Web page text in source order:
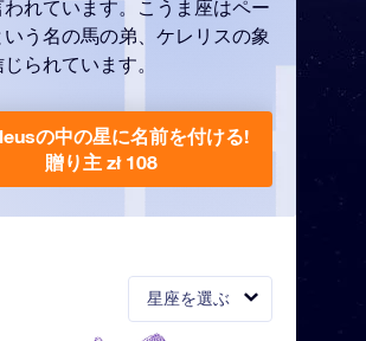
星座を選ぶ
われています。こうま座はペー
いう名の馬の弟、ケレリスの象
られています。
の中の星に名前を付ける!
贈り主 zł 108